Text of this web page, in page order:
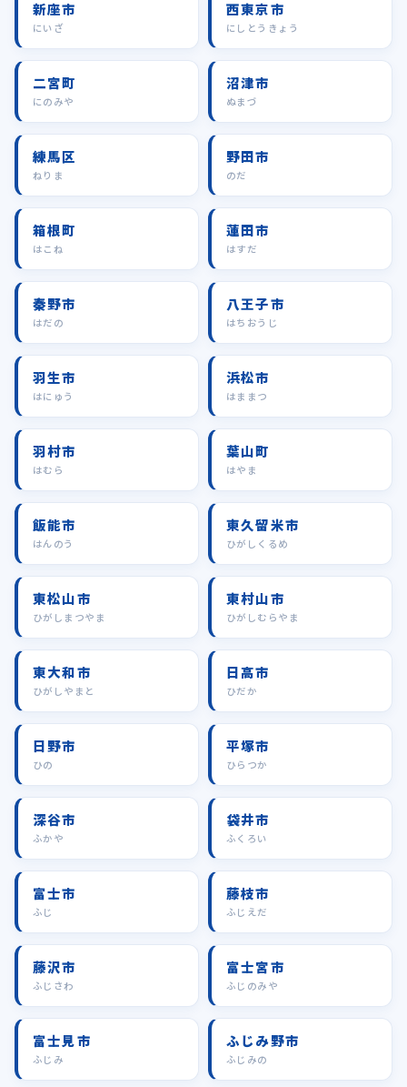
新座市
にいざ
西東京市
にしとうきょう
二宮町
にのみや
沼津市
ぬまづ
練馬区
ねりま
野田市
のだ
箱根町
はこね
蓮田市
はすだ
秦野市
はだの
八王子市
はちおうじ
羽生市
はにゅう
浜松市
はままつ
羽村市
はむら
葉山町
はやま
飯能市
はんのう
東久留米市
ひがしくるめ
東松山市
ひがしまつやま
東村山市
ひがしむらやま
東大和市
ひがしやまと
日高市
ひだか
日野市
ひの
平塚市
ひらつか
深谷市
ふかや
袋井市
ふくろい
富士市
ふじ
藤枝市
ふじえだ
藤沢市
ふじさわ
富士宮市
ふじのみや
富士見市
ふじみ
ふじみ野市
ふじみの